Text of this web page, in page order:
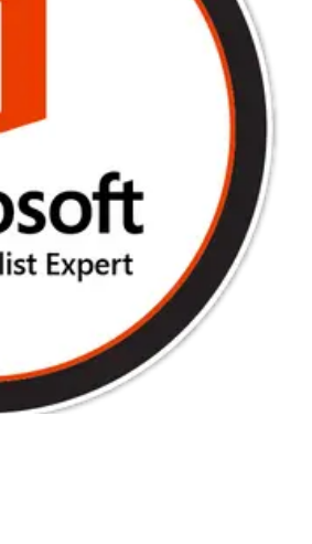
Intelligence Artificielle